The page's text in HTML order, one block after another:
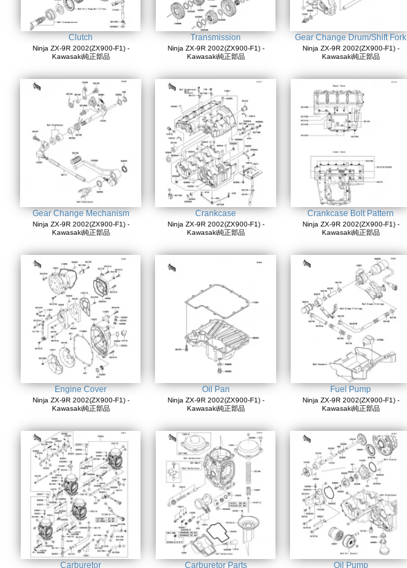
Clutch
Ninja ZX-9R 2002(ZX900-F1) -
Kawasaki純正部品
Transmission
Ninja ZX-9R 2002(ZX900-F1) -
Kawasaki純正部品
Gear Change Drum/Shift Fork
Ninja ZX-9R 2002(ZX900-F1) -
Kawasaki純正部品
Gear Change Mechanism
Ninja ZX-9R 2002(ZX900-F1) -
Kawasaki純正部品
Crankcase
Ninja ZX-9R 2002(ZX900-F1) -
Kawasaki純正部品
Crankcase Bolt Pattern
Ninja ZX-9R 2002(ZX900-F1) -
Kawasaki純正部品
Engine Cover
Ninja ZX-9R 2002(ZX900-F1) -
Kawasaki純正部品
Oil Pan
Ninja ZX-9R 2002(ZX900-F1) -
Kawasaki純正部品
Fuel Pump
Ninja ZX-9R 2002(ZX900-F1) -
Kawasaki純正部品
Carburetor Carburetor Parts Oil Pump